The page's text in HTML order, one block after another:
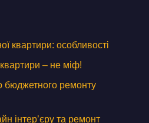
квартири: особливості
– не міф!
бюджетного ремонту
інтер’єру та ремонт